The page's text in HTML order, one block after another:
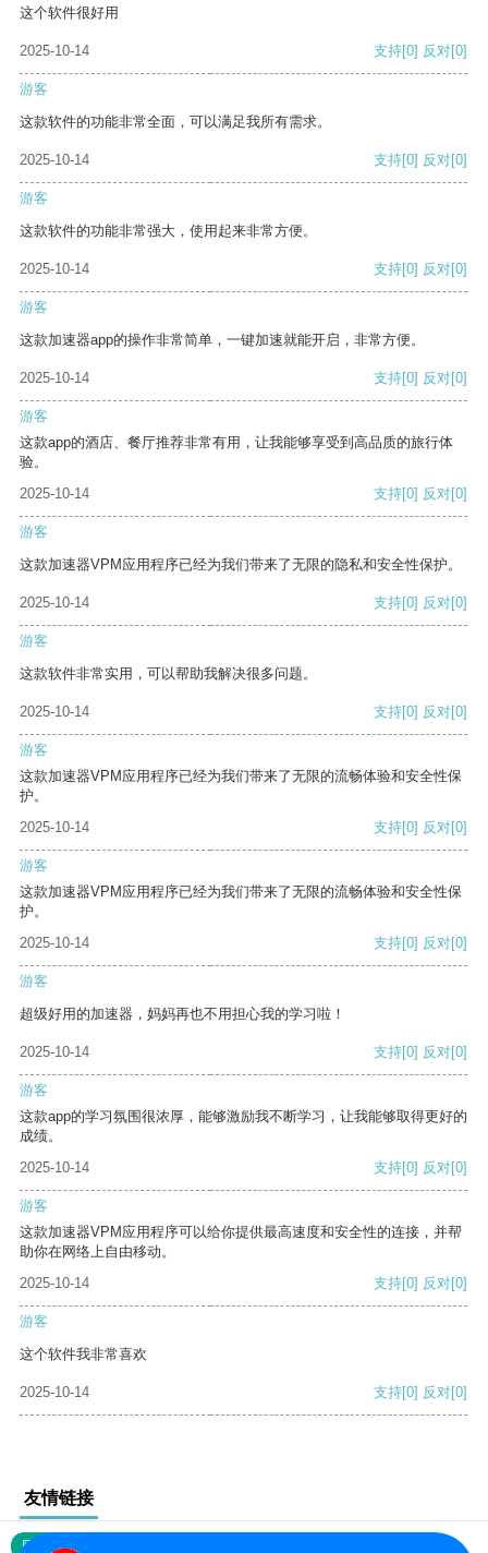
这个软件很好用
2025-10-14 支持[0] 反对[0]
游客
这款软件的功能非常全面，可以满足我所有需求。
2025-10-14 支持[0] 反对[0]
游客
这款软件的功能非常强大，使用起来非常方便。
2025-10-14 支持[0] 反对[0]
游客
这款加速器app的操作非常简单，一键加速就能开启，非常方便。
2025-10-14 支持[0] 反对[0]
游客
这款app的酒店、餐厅推荐非常有用，让我能够享受到高品质的旅行体
验。
2025-10-14
支持[0] 反对[0]
游客
这款加速器VPM应用程序已经为我们带来了无限的隐私和安全性保护。
2025-10-14 支持[0] 反对[0]
游客
这款软件非常实用，可以帮助我解决很多问题。
2025-10-14 支持[0] 反对[0]
游客
这款加速器VPM应用程序已经为我们带来了无限的流畅体验和安全性保
护。
2025-10-14
支持[0] 反对[0]
游客
这款加速器VPM应用程序已经为我们带来了无限的流畅体验和安全性保
护。
2025-10-14
支持[0] 反对[0]
游客
超级好用的加速器，妈妈再也不用担心我的学习啦！
2025-10-14 支持[0] 反对[0]
游客
这款app的学习氛围很浓厚，能够激励我不断学习，让我能够取得更好的
成绩。
2025-10-14
支持[0] 反对[0]
游客
这款加速器VPM应用程序可以给你提供最高速度和安全性的连接，并帮
助你在网络上自由移动。
2025-10-14
支持[0] 反对[0]
游客
这个软件我非常喜欢
2025-10-14 支持[0] 反对[0]
友情链接
网站地图